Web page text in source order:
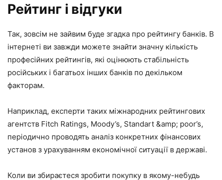
Рейтинг і відгуки
Так, зовсім не зайвим буде згадка про рейтингу банків. В
інтернеті ви завжди можете знайти значну кількість
професійних рейтингів, які оцінюють стабільність
російських і багатьох інших банків по декільком
факторам.
Наприклад, експерти таких міжнародних рейтингових
агентств Fitch Ratings, Moody’s, Standart &amp; poor’s,
періодично проводять аналіз конкретних фінансових
установ з урахуванням економічної ситуації в державі.
Коли ви збираєтеся зробити покупку в якому-небудь